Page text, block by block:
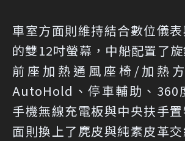
車室方面則維持結合數位儀
的雙12吋螢幕，中船配置了
前座加熱通風座椅/加熱
AutoHold、停車輔助、360
手機無線充電板與中央扶手
面則換上了麂皮與純素皮革